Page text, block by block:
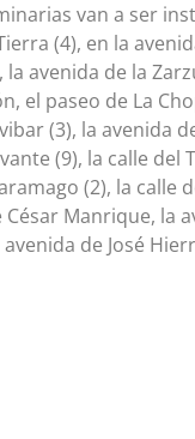
van a ser
(4), en la
avenida de la
el paseo de La
(3), la avenida
(9), la calle del
(2), la calle
César Manrique, la
avenida de José